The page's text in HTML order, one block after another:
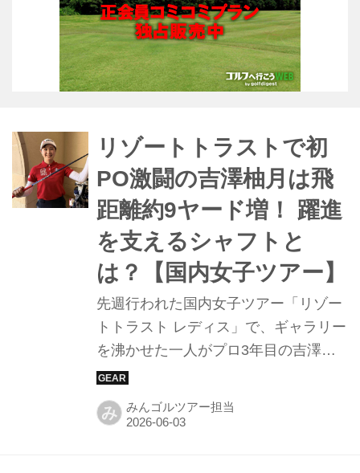
リゾートトラストで初
PO激闘の吉澤柚月は飛
距離約9ヤード増！ 躍進
を支えるシャフトと
は？【国内女子ツアー】
先週行われた国内女子ツアー「リゾー
トトラスト レディス」で、ギャラリー
を沸かせた一人がプロ3年目の吉澤柚
月（よしざわ・ゆづき）だ。初日を6
位タイで走り出すと、2日目には3位タ
イに浮上。最終日は一時単独首位に立
み みんゴルツアー担当